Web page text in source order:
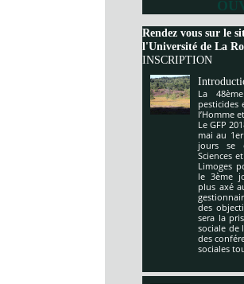
Rendez vous sur le
l'Université de La
INSCRIPTION
La
pesticides
l’Homme
Le GFP
mai au
jours se
Sciences
Limoges
le 3ème
plus axé
des
sera la
sociale de
des
sociales